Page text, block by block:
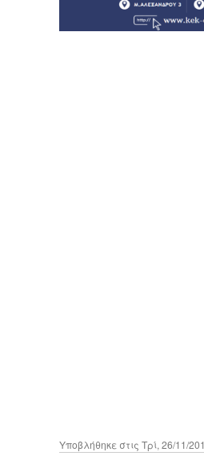
Υποβλήθηκε στις Τρί, 26/11/